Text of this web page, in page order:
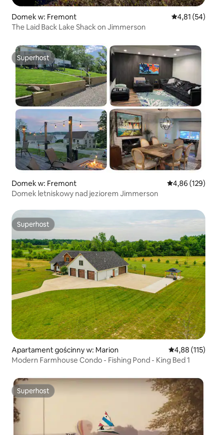
Domek w: Fremont Średnia
4,81 (54)
The Laid Back Lake Shack on Jimmerson
Superhost
Superhost
Domek w: Fremont Średnia
4,86 (129)
Domek letniskowy nad jeziorem Jimmerson
Superhost
Superhost
Apartament gościnny w: Marion Średnia
4,88 (115)
Modern Farmhouse Condo - Fishing Pond - King Bed 1
Superhost
Superhost